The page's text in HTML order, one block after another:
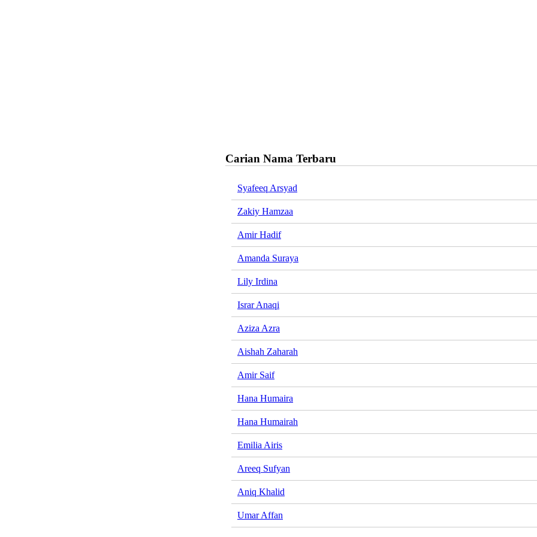
Carian Nama Terbaru
Syafeeq Arsyad
Zakiy Hamzaa
Amir Hadif
Amanda Suraya
Lily Irdina
Israr Anaqi
Aziza Azra
Aishah Zaharah
Amir Saif
Hana Humaira
Hana Humairah
Emilia Airis
Areeq Sufyan
Aniq Khalid
Umar Affan